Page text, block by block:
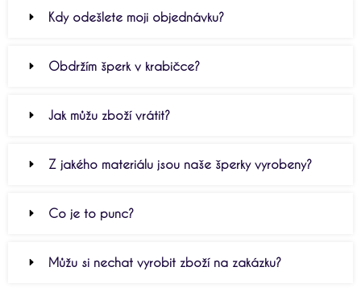
Kdy odešlete moji objednávku?
Obdržím šperk v krabičce?
Jak můžu zboží vrátit?
Z jakého materiálu jsou naše šperky vyrobeny?
Co je to punc?
Můžu si nechat vyrobit zboží na zakázku?